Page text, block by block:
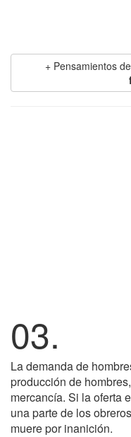
+ Pensamientos
03.
La demanda de
producción de
mercancía. Si la oferta
una parte de los
muere por inanición.